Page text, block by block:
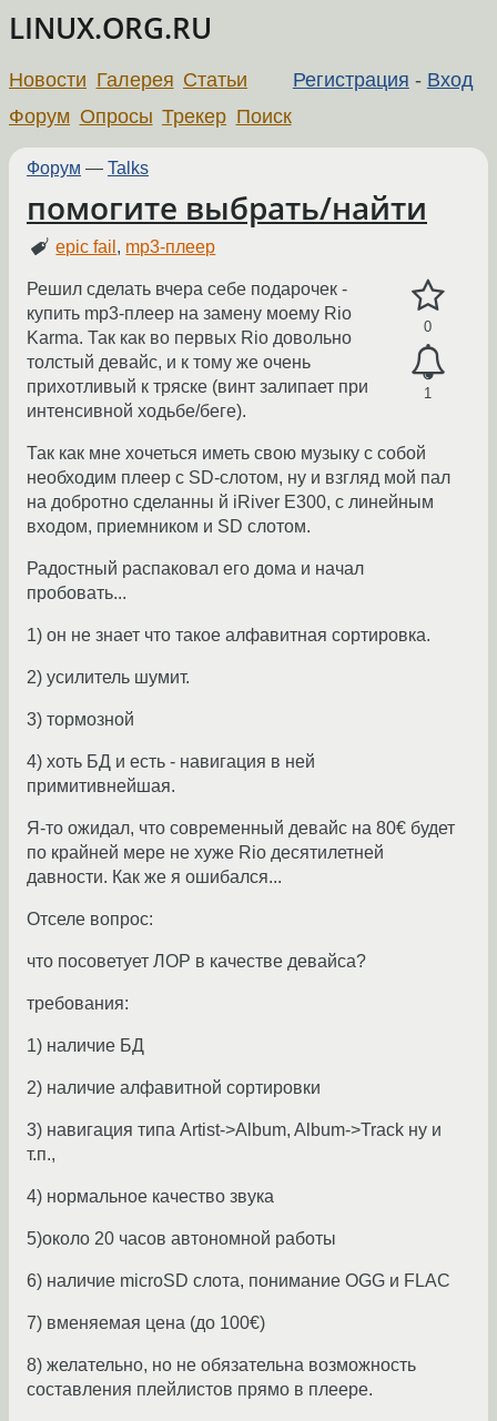
LINUX.ORG.RU
Регистрация - Вход
Новости Галерея Статьи
Форум Опросы Трекер Поиск
Форум — Talks
помогите выбрать/найти
epic fail , mp3-плеер
0
1
Решил сделать вчера себе подарочек -
купить mp3-плеер на замену моему Rio
Karma. Так как во первых Rio довольно
толстый девайс, и к тому же очень
прихотливый к тряске (винт залипает при
интенсивной ходьбе/беге).
Так как мне хочеться иметь свою музыку с собой
необходим плеер с SD-слотом, ну и взгляд мой пал
на добротно сделанны й iRiver E300, с линейным
входом, приемником и SD слотом.
Радостный распаковал его дома и начал
пробовать...
1) он не знает что такое алфавитная сортировка.
2) усилитель шумит.
3) тормозной
4) хоть БД и есть - навигация в ней
примитивнейшая.
Я-то ожидал, что современный девайс на 80€ будет
по крайней мере не хуже Rio десятилетней
давности. Как же я ошибался...
Отселе вопрос:
что посоветует ЛОР в качестве девайса?
требования:
1) наличие БД
2) наличие алфавитной сортировки
3) навигация типа Artist->Album, Album->Track ну и
т.п.,
4) нормальное качество звука
5)около 20 часов автономной работы
6) наличие microSD слота, понимание OGG и FLAC
7) вменяемая цена (до 100€)
8) желательно, но не обязательна возможность
составления плейлистов прямо в плеере.